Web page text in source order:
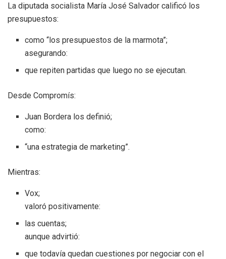
La diputada socialista María José Salvador calificó los
presupuestos:
como “los presupuestos de la marmota”;
asegurando:
que repiten partidas que luego no se ejecutan.
Desde Compromís:
Juan Bordera los definió;
como:
“una estrategia de marketing”.
Mientras:
Vox;
valoró positivamente:
las cuentas;
aunque advirtió:
que todavía quedan cuestiones por negociar con el